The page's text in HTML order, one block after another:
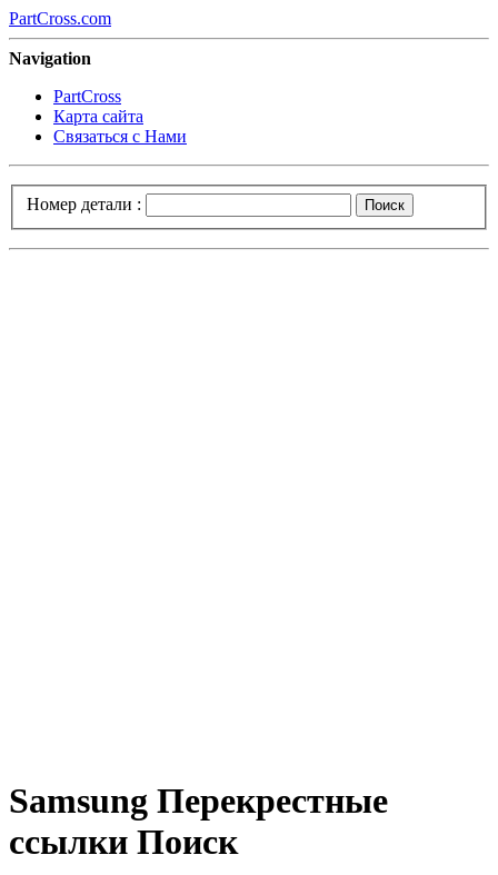
PartCross.com
Navigation
PartCross
Карта сайта
Связаться с Нами
Номер детали : Поиск
Samsung Перекрестные
ссылки Поиск